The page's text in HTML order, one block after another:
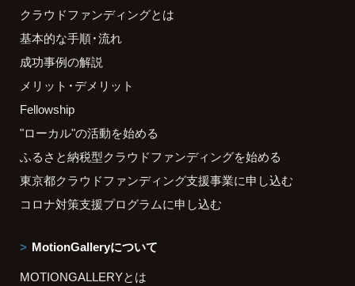
クラウドファンディングとは
基本的な手順・流れ
成功事例の解説
メリット・デメリット
Fellowship
"ローカル"の活動を始める
ふるさと納税型クラウドファンディングを始める
東京都クラウドファンディング支援事業に申し込む
コロナ対策支援プログラムに申し込む
MotionGalleryについて
MOTIONGALLERYとは